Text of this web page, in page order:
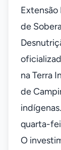
Extensão
de
na Terra
de
quarta-
O